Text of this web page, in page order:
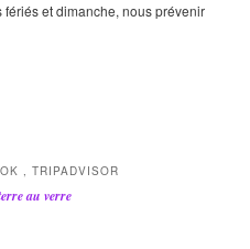
fériés et dimanche, nous prévenir
, TRIPADVISOR
au verre